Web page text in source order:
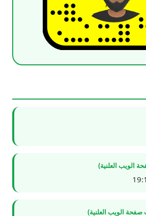
الويب العلنية)
الويب العلنية)